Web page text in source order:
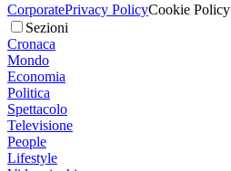
CorporatePrivacy PolicyCookie Policy
Sezioni
Cronaca
Mondo
Economia
Politica
Spettacolo
Televisione
People
Lifestyle